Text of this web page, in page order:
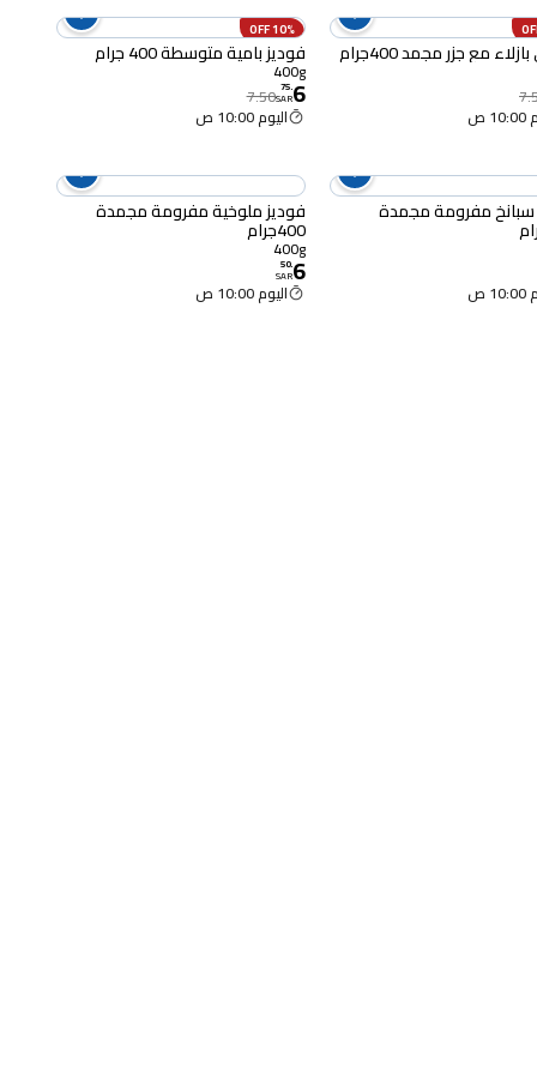
مع جزر مجمد 400جرام
ص
10% OFF
فوديز بامية متوسطة 400 جرام
400g
6
.
75
SAR
7.50
اليوم 10:00 ص
سبانخ مفرومة مجمدة
ص
فوديز ملوخية مفرومة مجمدة
400جرام
400g
6
.
50
SAR
اليوم 10:00 ص